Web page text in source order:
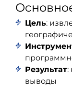
Цель:
Результат:
выводы